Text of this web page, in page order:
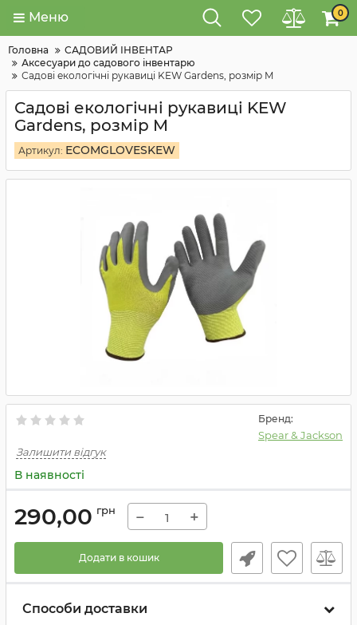
Меню 0
Головна
САДОВИЙ ІНВЕНТАР
Аксесуари до садового інвентарю
Садові екологічні рукавиці KEW Gardens, розмір M
Садові екологічні рукавиці KEW
Gardens, розмір M
Артикул: ECOMGLOVESKEW
Бренд:
Spear & Jackson
Залишити відгук
В наявності
290,00 грн − +
Додати в кошик
Способи доставки